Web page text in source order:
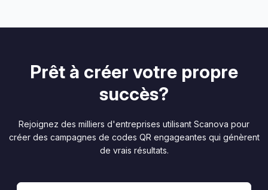
Prêt à créer votre propre
succès?
Rejoignez des milliers d'entreprises utilisant Scanova pour
créer des campagnes de codes QR engageantes qui génèrent
de vrais résultats.